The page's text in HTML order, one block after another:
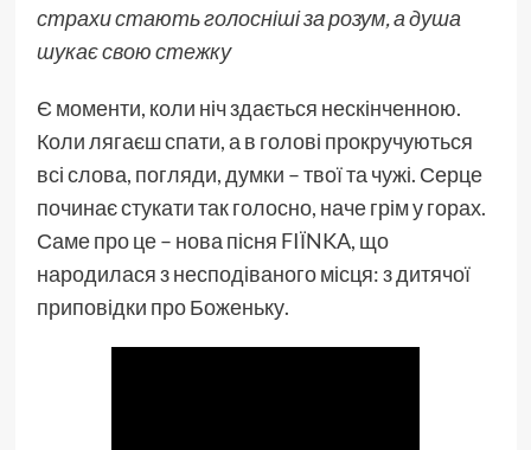
страхи стають голосніші за розум, а душа
шукає свою стежку
Є моменти, коли ніч здається нескінченною.
Коли лягаєш спати, а в голові прокручуються
всі слова, погляди, думки – твої та чужі. Серце
починає стукати так голосно, наче грім у горах.
Саме про це – нова пісня FIЇNKA, що
народилася з несподіваного місця: з дитячої
приповідки про Боженьку.